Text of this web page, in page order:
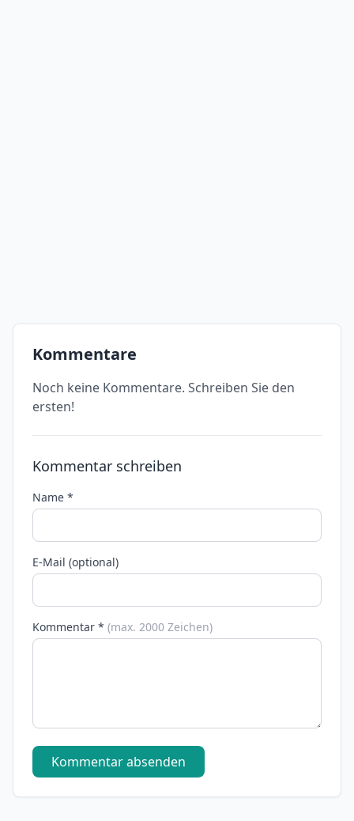
Kommentare
Noch keine Kommentare. Schreiben Sie den
ersten!
Kommentar schreiben
Name *
E-Mail (optional)
Kommentar * (max. 2000 Zeichen)
Kommentar absenden